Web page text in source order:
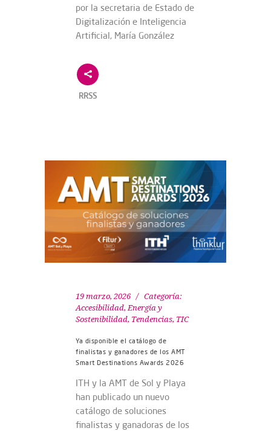
por la secretaria de Estado de
Digitalización e Inteligencia
Artificial, María González
RRSS
19 marzo, 2026
Categoría:
Accesibilidad, Energía y
Sostenibilidad, Tendencias, TIC
Ya disponible el catálogo de
finalistas y ganadores de los AMT
Smart Destinations Awards 2026
ITH y la AMT de Sol y Playa
han publicado un nuevo
catálogo de soluciones
finalistas y ganadoras de los